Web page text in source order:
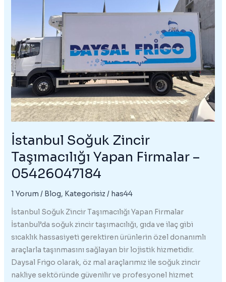
İstanbul Soğuk Zincir
Taşımacılığı Yapan Firmalar –
05426047184
1 Yorum / Blog, Kategorisiz / has44
İstanbul Soğuk Zincir Taşımacılığı Yapan Firmalar
İstanbul’da soğuk zincir taşımacılığı, gıda ve ilaç gibi
sıcaklık hassasiyeti gerektiren ürünlerin özel donanımlı
araçlarla taşınmasını sağlayan bir lojistik hizmetidir.
Daysal Frigo olarak, öz mal araçlarımız ile soğuk zincir
nakliye sektöründe güvenilir ve profesyonel hizmet